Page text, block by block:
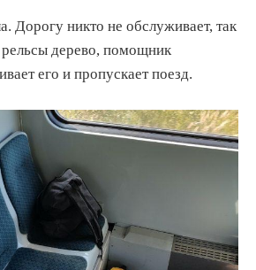
Дорогу никто не обслуживает, так
рельсы дерево, помощник
его и пропускает поезд.